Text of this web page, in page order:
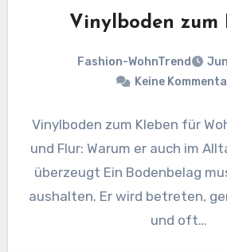
Vinylboden zum
Fashion-WohnTrend
Keine
Vinylboden zum Kleben für
und Flur: Warum er auch im
überzeugt Ein Bodenbelag
aushalten. Er wird betreten,
und oft…